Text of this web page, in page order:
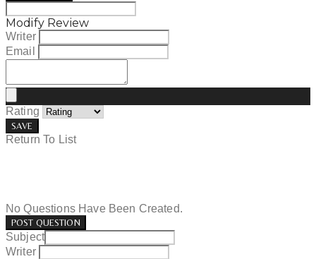
Modify Review
Writer
Email
Rating
SAVE
Return To List
No Questions Have Been Created.
POST QUESTION
Subject
Writer